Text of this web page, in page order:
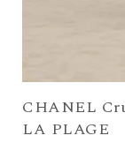
CHANEL
LA PLAGE